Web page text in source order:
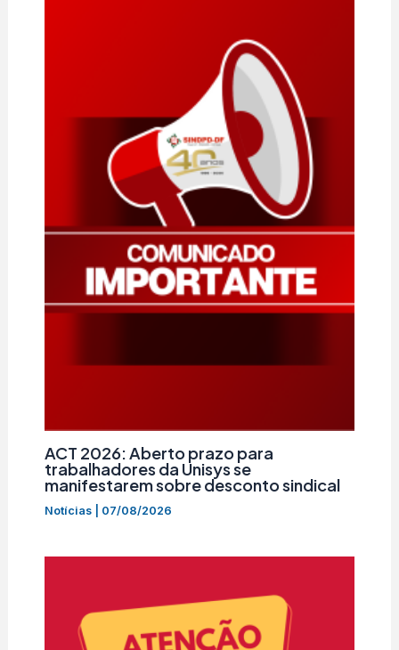
ACT 2026: Aberto prazo para
trabalhadores da Unisys se
manifestarem sobre desconto sindical
Notícias| 07/08/2026